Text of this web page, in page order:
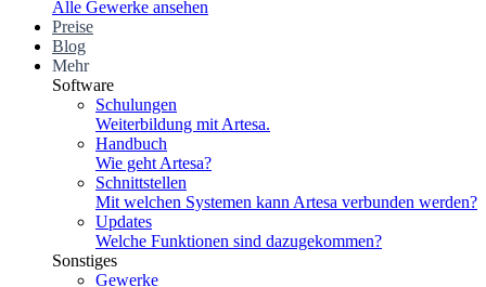
Alle Gewerke ansehen
Preise
Blog
Mehr
Software
Schulungen
Weiterbildung mit Artesa.
Handbuch
Wie geht Artesa?
Schnittstellen
Mit welchen Systemen kann Artesa verbunden werden?
Updates
Welche Funktionen sind dazugekommen?
Sonstiges
Gewerke